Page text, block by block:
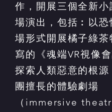
作，開展三個全新小
場演出，包括︰以恐
場形式開展橘子綠茶
寫的《魂端VR視像會
探索人類惡意的根源
團擅長的體驗劇場
（immersive